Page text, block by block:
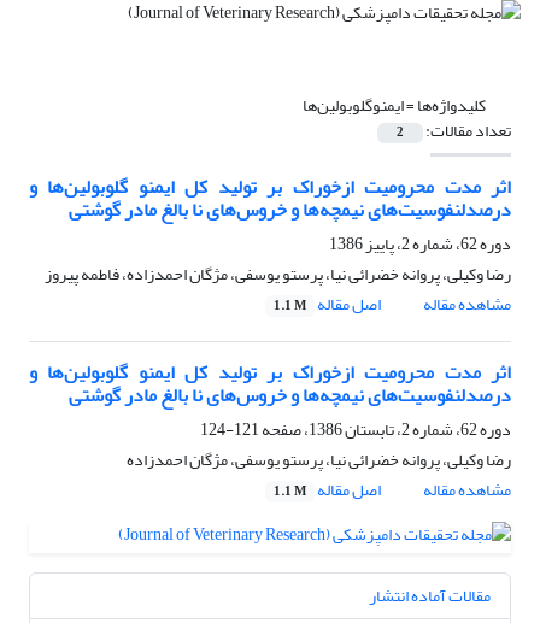
کلیدواژه‌ها =ایمنوگلوبولین‌ها
تعداد مقالات: 2
اثر مدت محرومیت ازخوراک بر تولید کل ایمنو گلوبولین‌ها و
درصدلنفوسیت‌های نیمچه‌ها و خروس‌های نا بالغ مادر گوشتی
دوره 62، شماره 2، پاییز 1386
رضا وکیلی، پروانه خضرائی نیا، پرستو یوسفی، مژگان احمدزاده، فاطمه پیروز
مشاهده مقاله
اصل مقاله 1.1 M
اثر مدت محرومیت ازخوراک بر تولید کل ایمنو گلوبولین‌ها و
درصدلنفوسیت‌های نیمچه‌ها و خروس‌های نا بالغ مادر گوشتی
دوره 62، شماره 2، تابستان 1386، صفحه
121-124
رضا وکیلی، پروانه خضرائی نیا، پرستو یوسفی، مژگان احمدزاده
مشاهده مقاله
اصل مقاله 1.1 M
مقالات آماده انتشار